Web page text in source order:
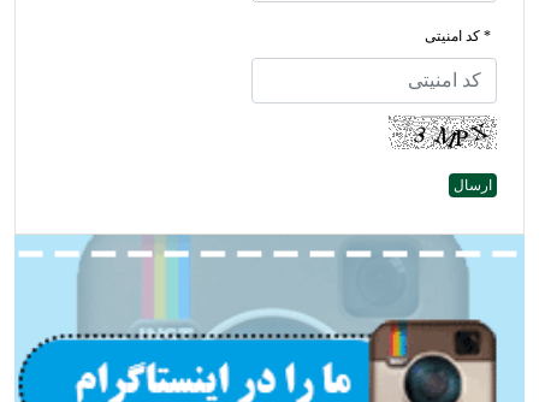
* کد امنیتی